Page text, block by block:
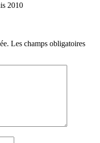
2010
Les champs obligatoires